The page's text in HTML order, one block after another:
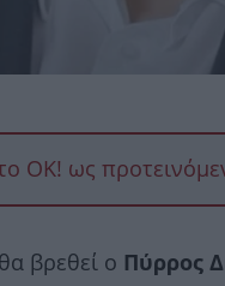
OK! ως
βρεθεί ο Πύρρος